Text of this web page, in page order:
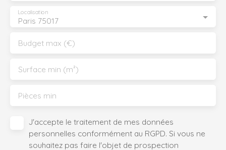
Paris 75017
Localisation
Budget max (€)
Surface min (m²)
Pièces min
J'accepte le traitement de mes données
personnelles conformément au RGPD. Si vous ne
souhaitez pas faire l'objet de prospection